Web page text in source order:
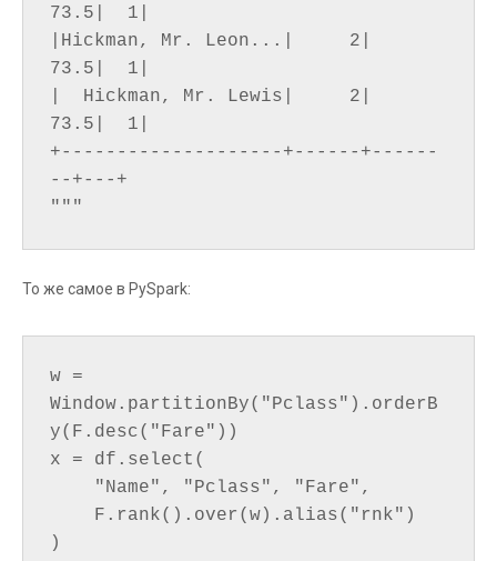
73.5|  1|
|Hickman, Mr. Leon...|     2|
73.5|  1|
|  Hickman, Mr. Lewis|     2|
73.5|  1|
+--------------------+------+------
--+---+
То же самое в PySpark:
w =
Window.partitionBy("Pclass").orderB
y(F.desc("Fare"))
x = df.select(
)